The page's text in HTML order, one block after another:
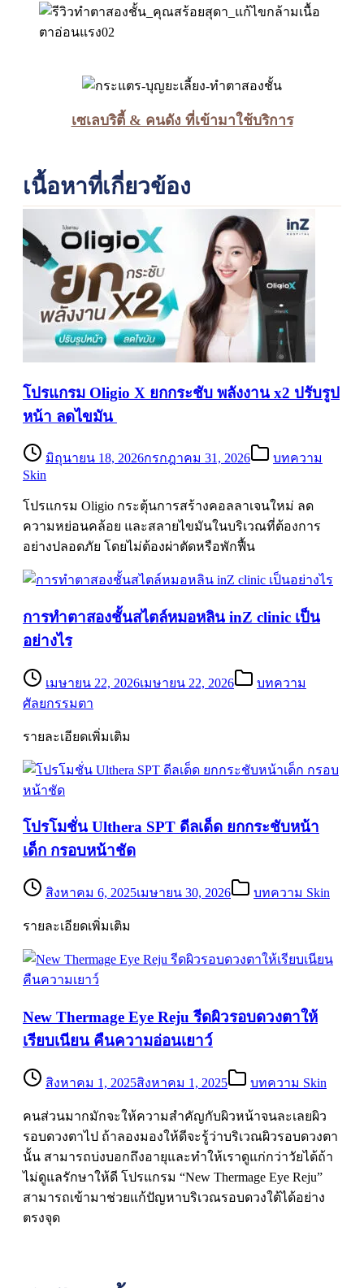
เซเลบริตี้ & คนดัง ที่เข้ามาใช้บริการ
เนื้อหาที่เกี่ยวข้อง
โปรแกรม Oligio X ยกกระชับ พลังงาน x2 ปรับรูป
หน้า ลดไขมัน
มิถุนายน 18, 2026กรกฎาคม 31, 2026
บทความ
Skin
โปรแกรม Oligio กระตุ้นการสร้างคอลลาเจนใหม่ ลด
ความหย่อนคล้อย และสลายไขมันในบริเวณที่ต้องการ
อย่างปลอดภัย โดยไม่ต้องผ่าตัดหรือพักฟื้น
การทำตาสองชั้นสไตล์หมอหลิน inZ clinic เป็น
อย่างไร
เมษายน 22, 2026เมษายน 22, 2026
บทความ
ศัลยกรรมตา
รายละเอียดเพิ่มเติม
โปรโมชั่น Ulthera SPT ดีลเด็ด ยกกระชับหน้า
เด็ก กรอบหน้าชัด
สิงหาคม 6, 2025เมษายน 30, 2026 บทความ Skin
รายละเอียดเพิ่มเติม
New Thermage Eye Reju รีดผิวรอบดวงตาให้
เรียบเนียน คืนความอ่อนเยาว์
สิงหาคม 1, 2025สิงหาคม 1, 2025 บทความ Skin
คนส่วนมากมักจะให้ความสำคัญกับผิวหน้าจนละเลยผิว
รอบดวงตาไป ถ้าลองมองให้ดีจะรู้ว่าบริเวณผิวรอบดวงตา
นั้น สามารถบ่งบอกถึงอายุและทำให้เราดูแก่กว่าวัยได้ถ้า
ไม่ดูแลรักษาให้ดี โปรแกรม “New Thermage Eye Reju”
สามารถเข้ามาช่วยแก้ปัญหาบริเวณรอบดวงใต้ได้อย่าง
ตรงจุด